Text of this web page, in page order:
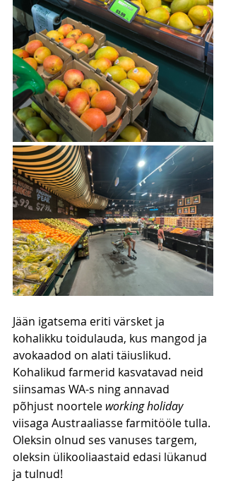
Jään igatsema eriti värsket ja
kohalikku toidulauda, kus mangod ja
avokaadod on alati täiuslikud.
Kohalikud farmerid kasvatavad neid
siinsamas WA-s ning annavad
põhjust noortele working holiday
viisaga Austraaliasse farmitööle tulla.
Oleksin olnud ses vanuses targem,
oleksin ülikooliaastaid edasi lükanud
ja tulnud!